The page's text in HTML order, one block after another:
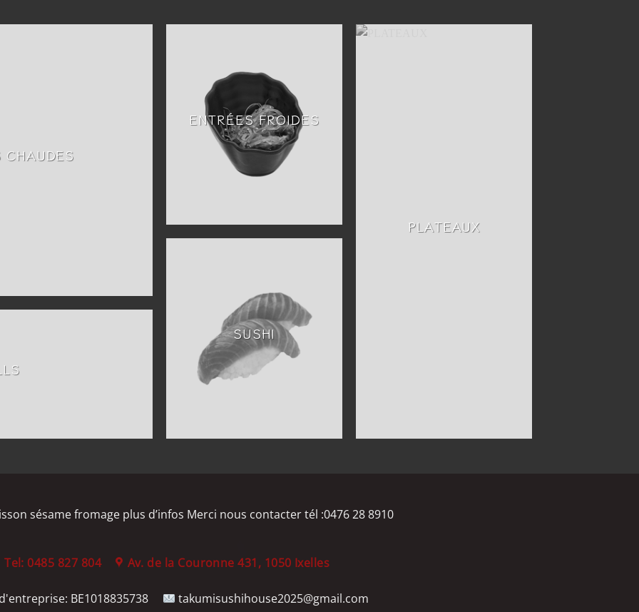
CHAUDES
ENTRÉES FROIDES
PLATEAUX
SUSHI
sésame fromage plus d’infos Merci nous contacter tél :0476 28 8910
Tel: 0485 827 804 Av. de la Couronne 431, 1050 Ixelles
BE1018835738 takumisushihouse2025@gmail.com